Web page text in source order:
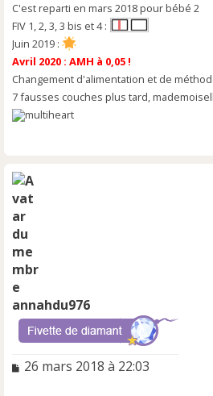
C'est reparti en mars 2018 pour bébé 2
FIV 1, 2, 3, 3 bis et 4 :
Juin 2019 :
Avril 2020 : AMH à 0,05 !
Changement d'alimentation et de
7 fausses couches plus tard,
annahdu976
M
26 mars 2018 à 22:03